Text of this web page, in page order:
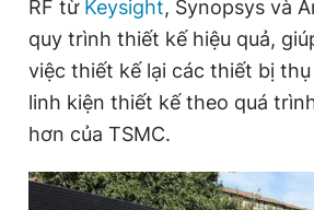
Đọc Thanh Niên trên điện thoại
RF từ Keysight, Synopsys và
quy trình thiết kế hiệu quả,
việc thiết kế lại các thiết bị
linh kiện thiết kế theo quá
hơn của TSMC.